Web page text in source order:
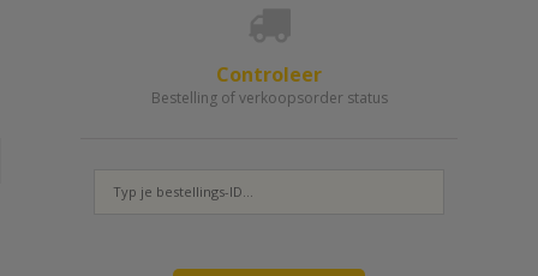
Controleer
Bestelling of verkoopsorder status